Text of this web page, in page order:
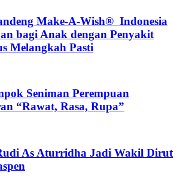
Make-A-Wish® Indonesia
bagi Anak dengan Penyakit
Melangkah Pasti
Seniman Perempuan
“Rawat, Rasa, Rupa”
As Aturridha Jadi Wakil Dirut